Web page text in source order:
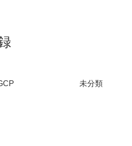
未分類